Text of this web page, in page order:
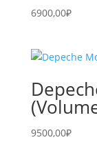
6900,00₽
9500,00₽